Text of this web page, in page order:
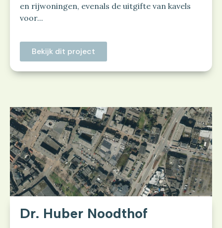
en rijwoningen, evenals de uitgifte van kavels
voor...
Bekijk dit project
Dr. Huber Noodthof